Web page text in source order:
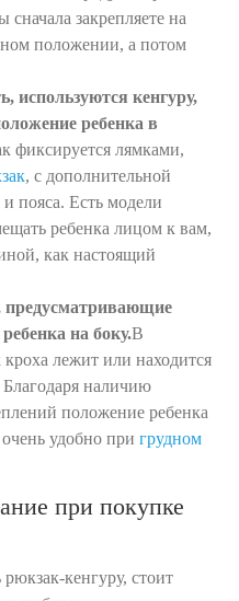
закрепляете на
положении, а потом
используются кенгуру,
ребенка в
фиксируется лямками,
, с дополнительной
пояса. Есть модели
ребенка лицом к вам,
как настоящий
предусматривающие
на боку.В
лежит или находится
наличию
положение ребенка
удобно пригрудном
при покупке
кенгуру, стоит